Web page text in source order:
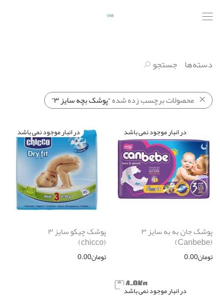
دسته‌ها جستجو
محصولات برچسب زده شده“پوشک بچه سایز ۳”
پوشک جان به به سایز ۳
(Canbebe)
تومان0.00
پوشک چیکو سایز ۳
(chicco)
تومان0.00